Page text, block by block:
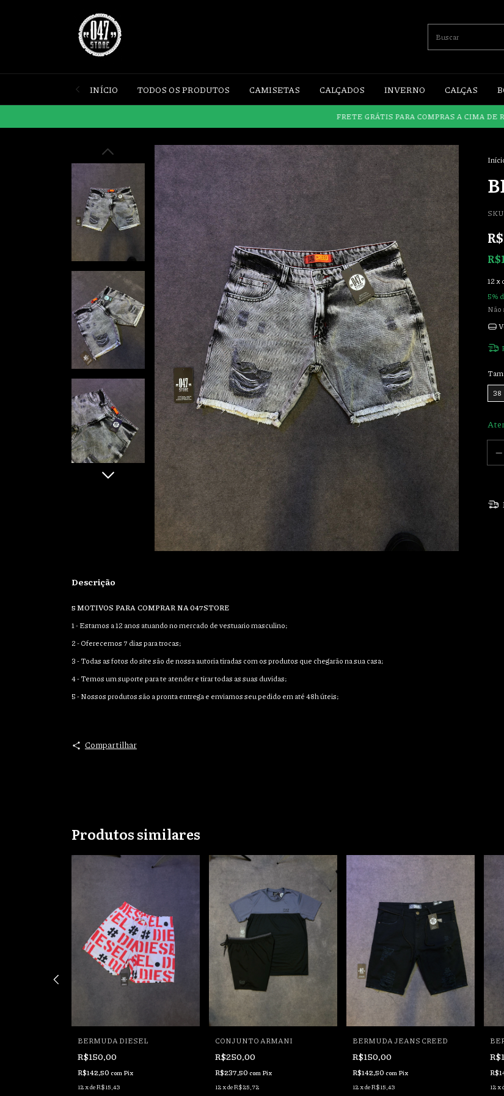
INÍCIO TODOS OS PRODUTOS CAMISETAS CALÇADOS INVERNO CALÇAS
FRETE GRÁTIS PARA COMPRAS A CIMA DE R$500,00
12x
5%
Não
38
Descrição
5 MOTIVOS PARA COMPRAR NA 047STORE
1 - Estamos a 12 anos atuando no mercado de vestuario masculino;
2 - Oferecemos 7 dias para trocas;
3 - Todas as fotos do site são de nossa autoria tiradas com os produtos que chegarão na sua casa;
4 - Temos um suporte para te atender e tirar todas as suas duvidas;
5 - Nossos produtos são a pronta entrega e enviamos seu pedido em até 48h úteis;
Compartilhar
Produtos similares
BERMUDA DIESEL
R$150,00
R$142,50 com Pix
12 xdeR$15,43
CONJUNTO ARMANI
R$250,00
R$237,50 com Pix
12 xdeR$25,72
BERMUDA JEANS CREED
R$150,00
R$142,50 com Pix
12 xdeR$15,43
12 x